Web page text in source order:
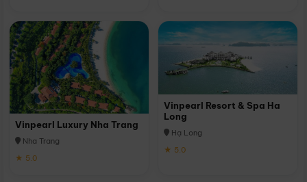
Vinpearl Luxury Nha Trang
Nha Trang
★ 5.0
Vinpearl Resort & Spa Ha
Long
Hạ Long
★ 5.0